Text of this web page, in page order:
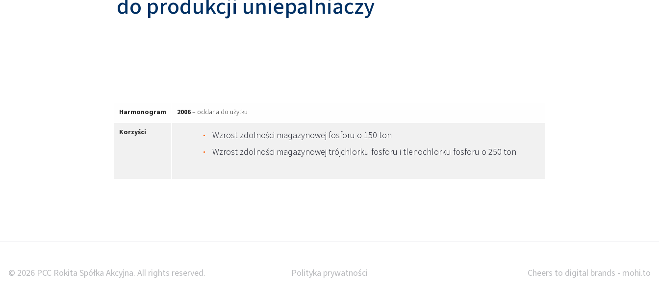
do produkcji uniepalniaczy
Harmonogram 2006– oddana do użytku
Korzyści
Wzrost zdolności magazynowej fosforu o 150 ton
Wzrost zdolności magazynowej trójchlorku fosforu i tlenochlorku fosforu o 250 ton
© 2026 PCC Rokita Spółka Akcyjna. All rights reserved. Polityka prywatności Cheers to digital brands - mohi.to